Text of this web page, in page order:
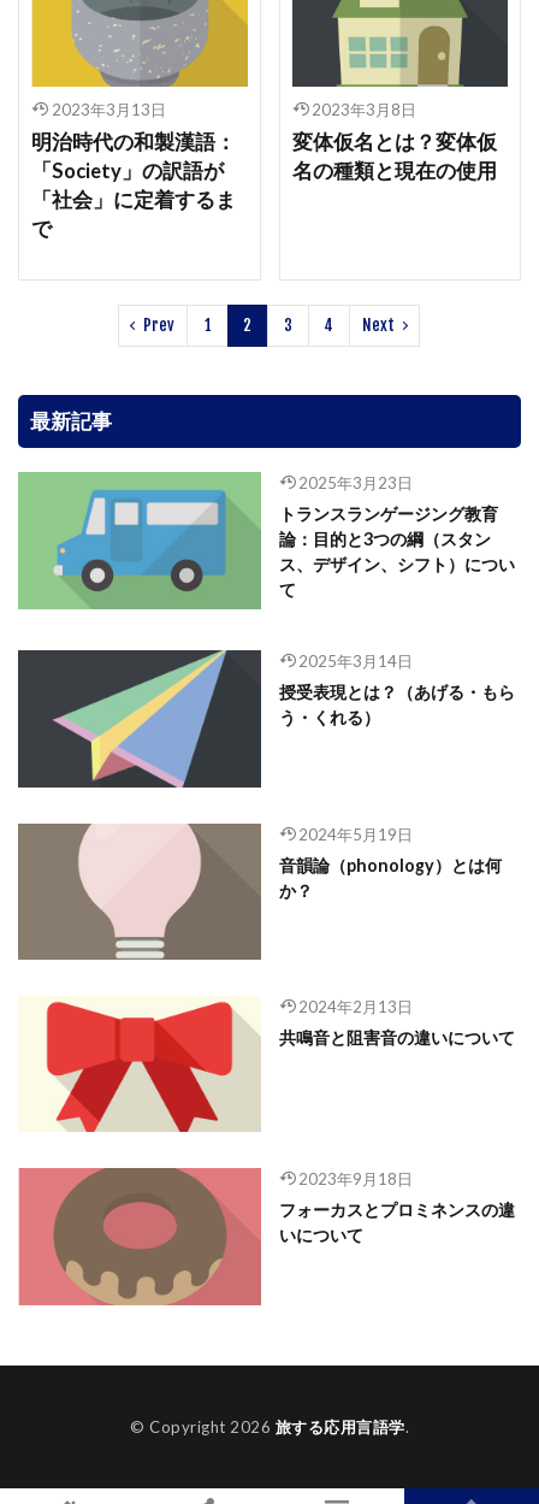
2023年3月13日
明治時代の和製漢語：
「Society」の訳語が
「社会」に定着するま
で
2023年3月8日
変体仮名とは？変体仮
名の種類と現在の使用
Prev 1 2 3 4 Next
最新記事
2025年3月23日
トランスランゲージング教育
論：目的と3つの綱（スタン
ス、デザイン、シフト）につい
て
2025年3月14日
授受表現とは？（あげる・もら
う・くれる）
2024年5月19日
音韻論（phonology）とは何
か？
2024年2月13日
共鳴音と阻害音の違いについて
2023年9月18日
フォーカスとプロミネンスの違
いについて
© Copyright 2026 旅する応用言語学.